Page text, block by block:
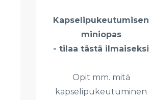
Kapselipukeutumisen
miniopas
- tilaa tästä ilmaiseksi
Opit mm. mitä
kapselipukeutuminen